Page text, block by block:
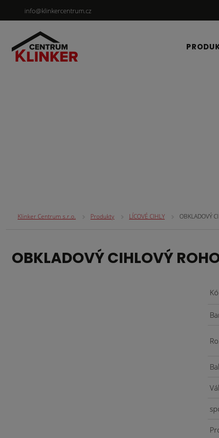
info@klinkercentrum.cz
Klinker Centrum s.r.o. Produkty LÍCOVÉ CIHLY OBKLADOVÝ
OBKLADOVÝ CIHLOVÝ